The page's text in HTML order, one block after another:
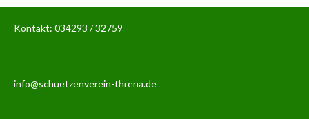
Kontakt: 034293 / 32759
info@schuetzenverein-threna.de